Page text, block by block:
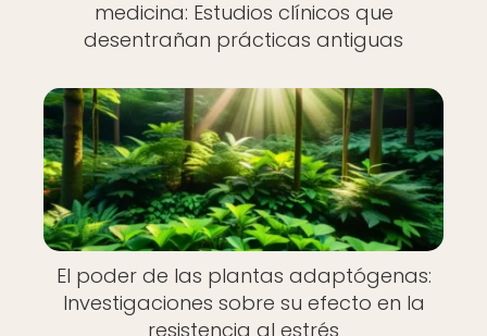
medicina: Estudios clínicos que
desentrañan prácticas antiguas
El poder de las plantas adaptógenas:
Investigaciones sobre su efecto en la
resistencia al estrés